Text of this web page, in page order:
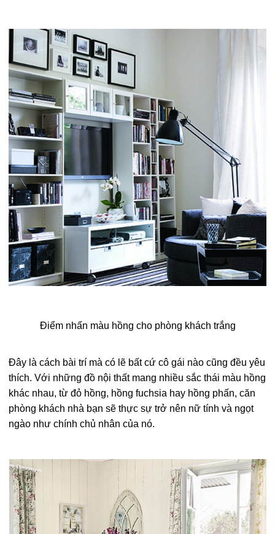
Điểm nhấn màu hồng cho phòng khách trắng
Đây là cách bài trí mà có lẽ bất cứ cô gái nào cũng đều yêu
thích. Với những đồ nội thất mang nhiều sắc thái màu hồng
khác nhau, từ đỏ hồng, hồng fuchsia hay hồng phấn, căn
phòng khách nhà bạn sẽ thực sự trở nên nữ tính và ngọt
ngào như chính chủ nhân của nó.